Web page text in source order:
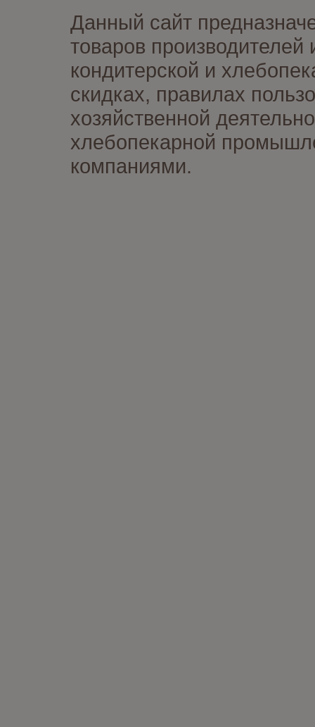
Данный сайт
товаров
кондитерской и
скидках, правилах
хозяйственной
хлебопекарной
компаниями.